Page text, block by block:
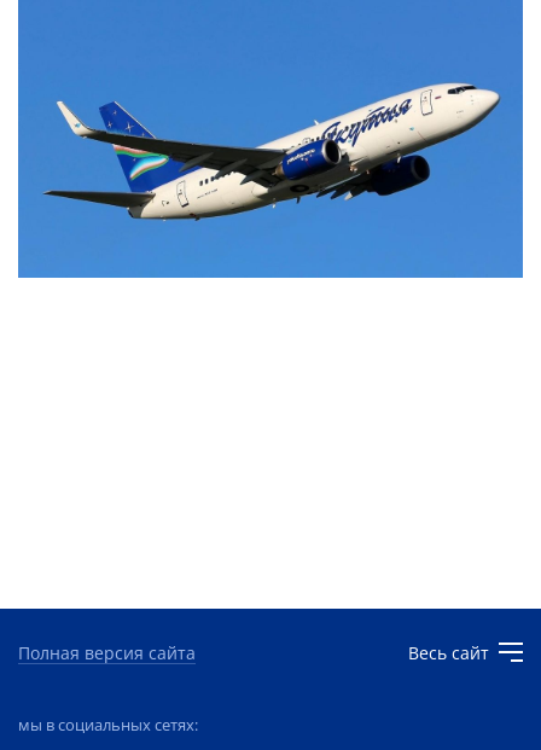
Полная версия сайта Весь сайт
мы в социальных сетях: